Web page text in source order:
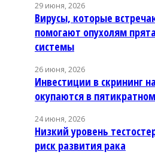
29 июня, 2026
Вирусы, которые
помогают опухолям
системы
26 июня, 2026
Инвестиции в скрининг
окупаются в
24 июня, 2026
Низкий уровень
риск развития рака